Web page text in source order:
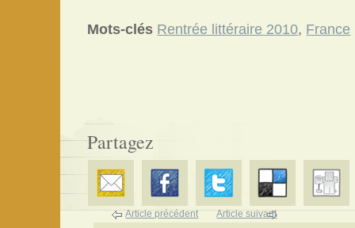
Mots-clés Rentrée littéraire 2010, France
Partagez
Article précédent Article suivant